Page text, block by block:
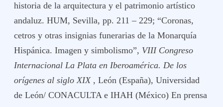
historia de la arquitectura y el patrimonio artístico
andaluz. HUM, Sevilla, pp. 211 – 229; “Coronas,
cetros y otras insignias funerarias de la Monarquía
Hispánica. Imagen y simbolismo”, VIII Congreso
Internacional La Plata en Iberoamérica. De los
orígenes al siglo XIX, León (España), Universidad
de León/ CONACULTA e IHAH (México) En prensa